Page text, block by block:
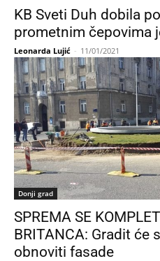
KB Sveti Duh dobila
prometnim čepovima
Leonarda Lujić - 11/01/2021
Donji grad
SPREMA SE
BRITANCA: Gradit će
obnoviti fasade